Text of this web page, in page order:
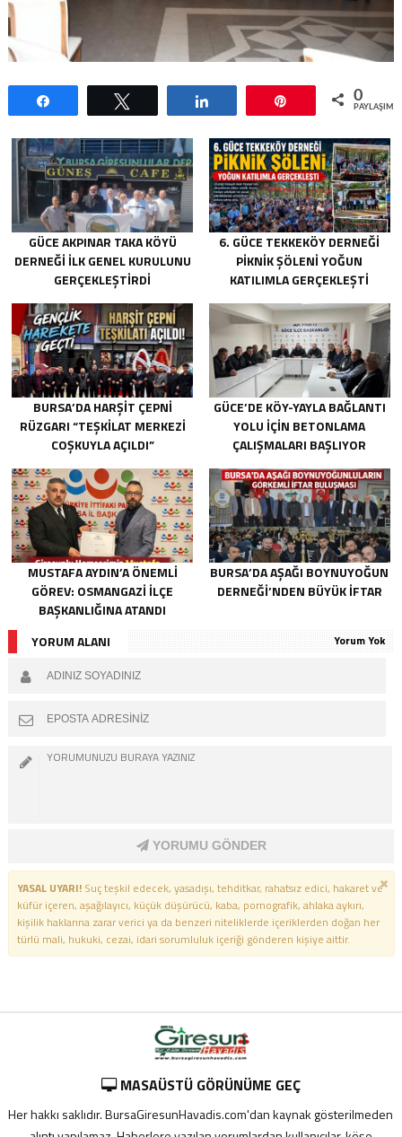
0
GÜCE AKPINAR TAKA KÖYÜ
DERNEĞI İLK GENEL KURULUNU
GERÇEKLEŞTIRDI
6. GÜCE TEKKEKÖY DERNEĞI
PIKNIK ŞÖLENI YOĞUN
KATILIMLA GERÇEKLEŞTI
BURSA’DA HARŞIT ÇEPNI
RÜZGARI “TEŞKILAT MERKEZI
COŞKUYLA AÇILDI”
GÜCE’DE KÖY-YAYLA BAĞLANTI
YOLU İÇIN BETONLAMA
ÇALIŞMALARI BAŞLIYOR
MUSTAFA AYDIN’A ÖNEMLI
GÖREV: OSMANGAZI İLÇE
BAŞKANLIĞINA ATANDI
BURSA’DA AŞAĞI BOYNUYOĞUN
DERNEĞI’NDEN BÜYÜK İFTAR
YORUM ALANI Yorum Yok
YORUMU GÖNDER
YASAL UYARI!Suç teşkil edecek, yasadışı, tehditkar, rahatsız edici, hakaret ve
küfür içeren, aşağılayıcı, küçük düşürücü, kaba, pornografik, ahlaka aykırı,
kişilik haklarına zarar verici ya da benzeri niteliklerde içeriklerden doğan her
türlü mali, hukuki, cezai, idari sorumluluk içeriği gönderen kişiye aittir.
MASAÜSTÜ GÖRÜNÜME GEÇ
Her hakkı saklıdır. BursaGiresunHavadis.com'dan kaynak gösterilmeden